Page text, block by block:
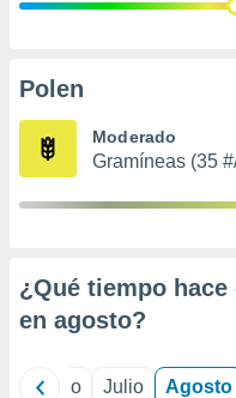
e
publicidad
Polen
Moderado
Gramíneas (35
¿Qué tiempo
en agosto?
Junio Julio Agosto